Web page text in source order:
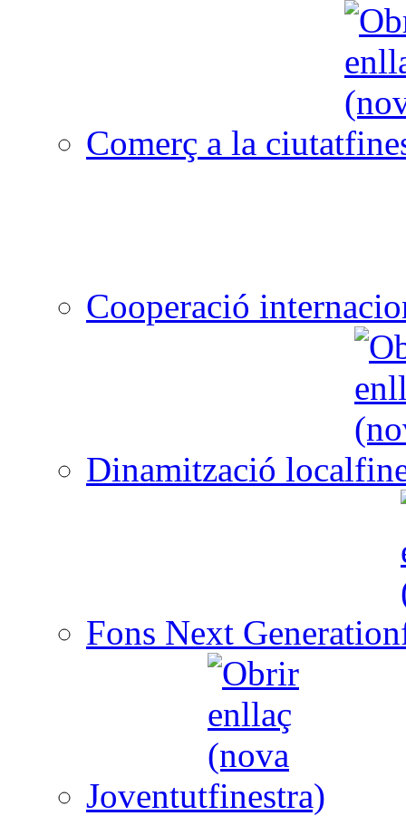
Comerç a la ciutat
Cooperació
Dinamització local
Fons Next Generation
Joventut